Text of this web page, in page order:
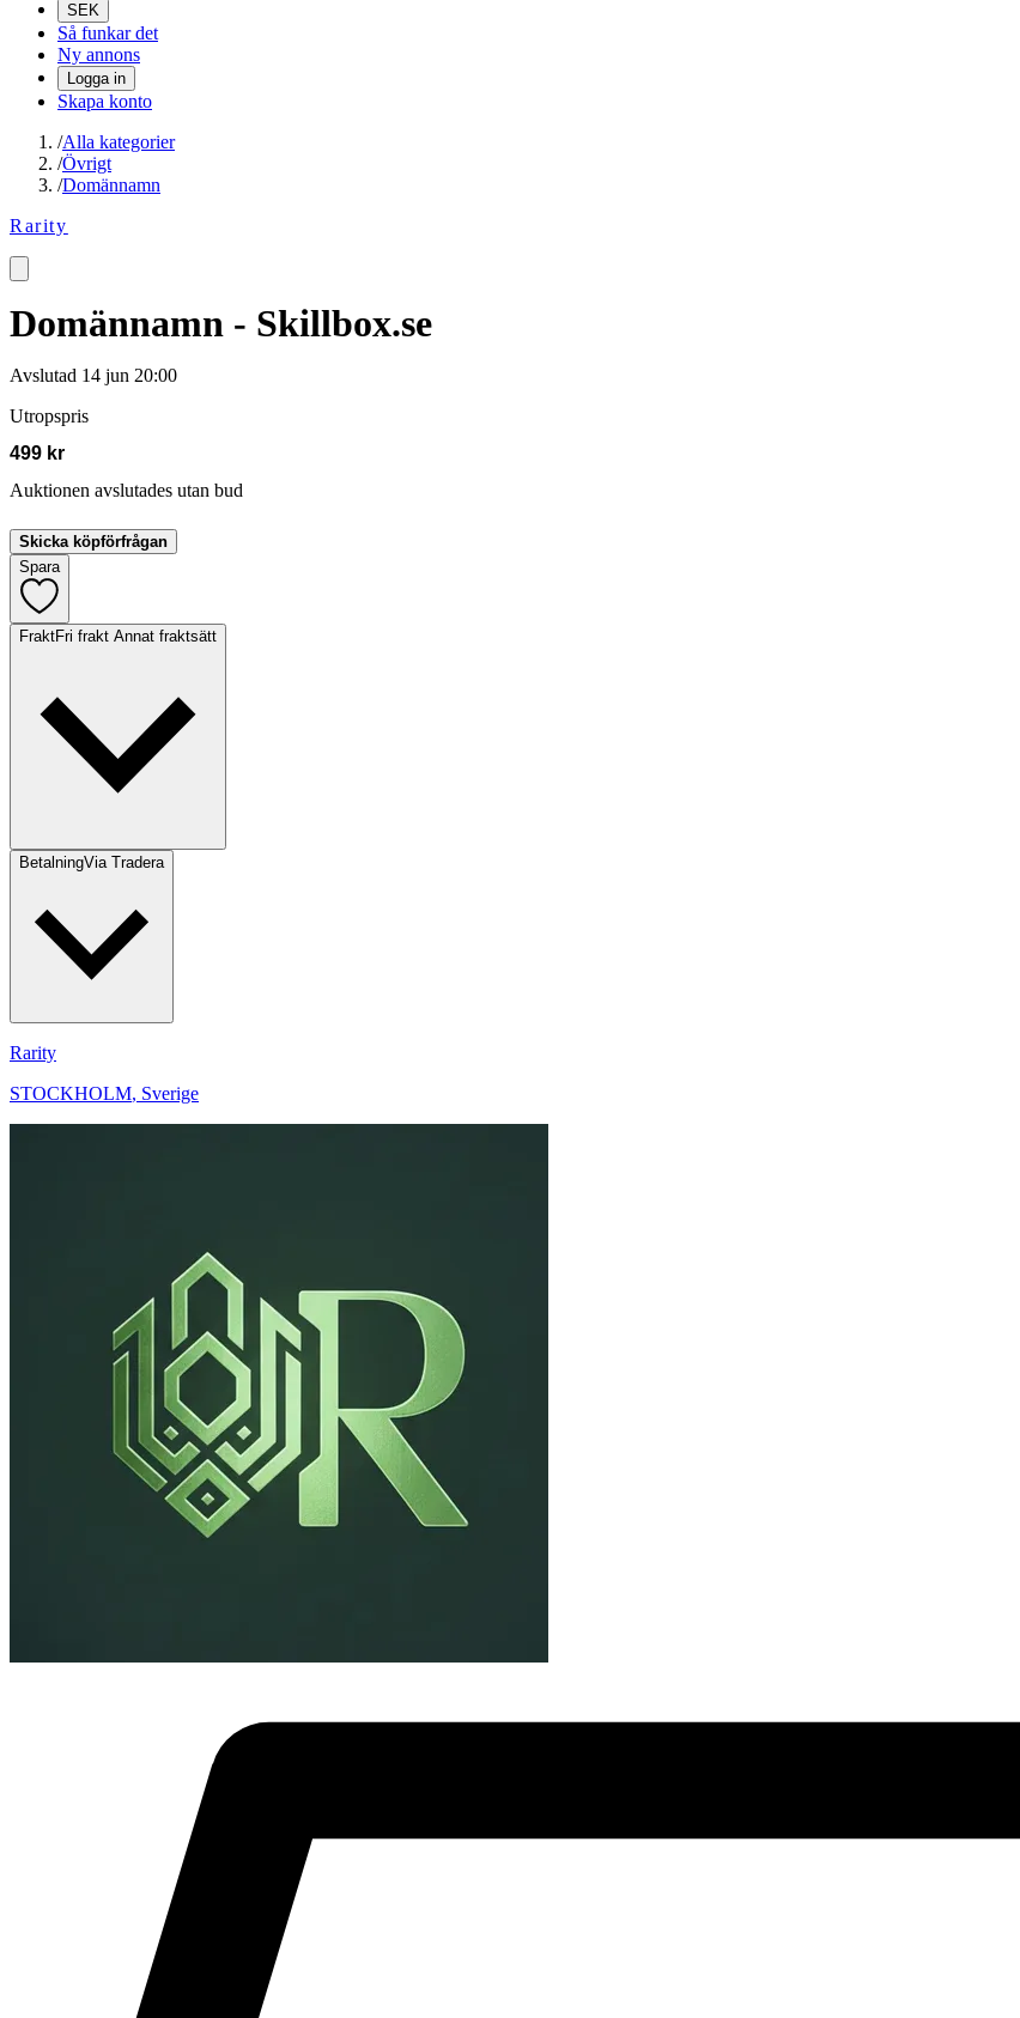
SEK
Så funkar det
Ny annons
Logga in
Skapa konto
/Alla kategorier
/Övrigt
/Domännamn
Rarity
Domännamn - Skillbox.se
Avslutad 14 jun 20:00
Utropspris
499 kr
Auktionen avslutades utan bud
Skicka köpförfrågan
Spara
FraktFri frakt Annat fraktsätt
BetalningVia Tradera
Rarity
STOCKHOLM, Sverige